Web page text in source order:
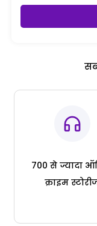
700 से ज्यादा
क्राइम